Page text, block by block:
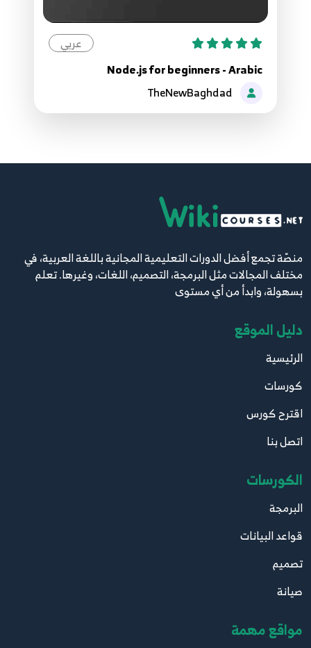
19.Reading and writing data node js firebase
database - تسجيل بيانات من قاعدة بيانات فايربيز نود
14:51
عربي
Node.js for beginners - Arabic
منصّة تجمع أفضل الدورات التعليمية المجانية باللغة العربية، في
مختلف المجالات مثل البرمجة، التصميم، اللغات، وغيرها. تعلم
بسهولة، وابدأ من أي مستوى
دليل الموقع
الرئيسية
كورسات
اقترح كورس
اتصل بنا
الكورسات
البرمجة
قواعد البيانات
تصميم
صيانة
مواقع مهمة